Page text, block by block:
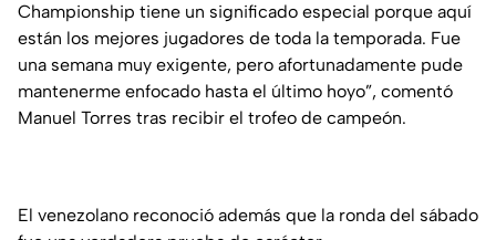
Championship tiene un significado especial porque aquí
están los mejores jugadores de toda la temporada. Fue
una semana muy exigente, pero afortunadamente pude
mantenerme enfocado hasta el último hoyo”, comentó
Manuel Torres tras recibir el trofeo de campeón.
El venezolano reconoció además que la ronda del sábado